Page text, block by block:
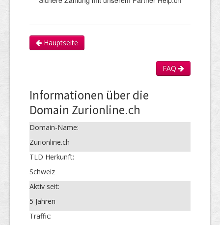
Hauptseite
FAQ
Informationen über die
Domain Zurionline.ch
Domain-Name:
Zurionline.ch
TLD Herkunft:
Schweiz
Aktiv seit:
5 Jahren
Traffic: